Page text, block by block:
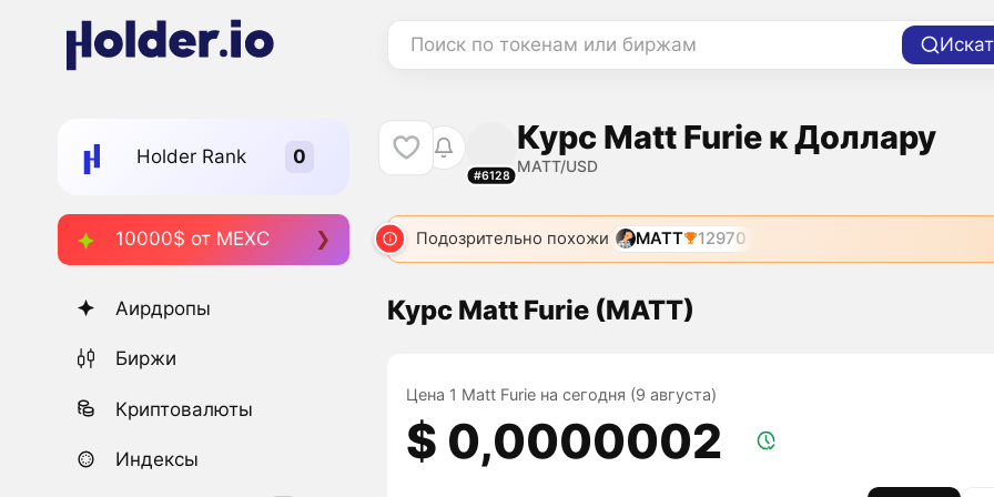
Поиск по токенам или биржам
Holder Rank
10000$ от MEXC
Аирдропы
Биржи
Криптовалюты
Индексы
#6128
Курс Matt Furie к Доллару
MATT/USD
Подозрительно похожи MATT 12970
Курс Matt Furie (MATT)
Цена 1 Matt Furie на сегодня (9 августа)
$ 0,0000002